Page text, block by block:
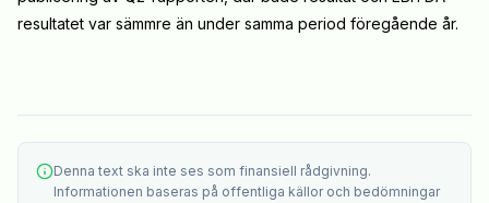
resultatet var sämmre än under samma period föregående år.
Denna text ska inte ses som finansiell rådgivning.
Informationen baseras på offentliga källor och bedömningar